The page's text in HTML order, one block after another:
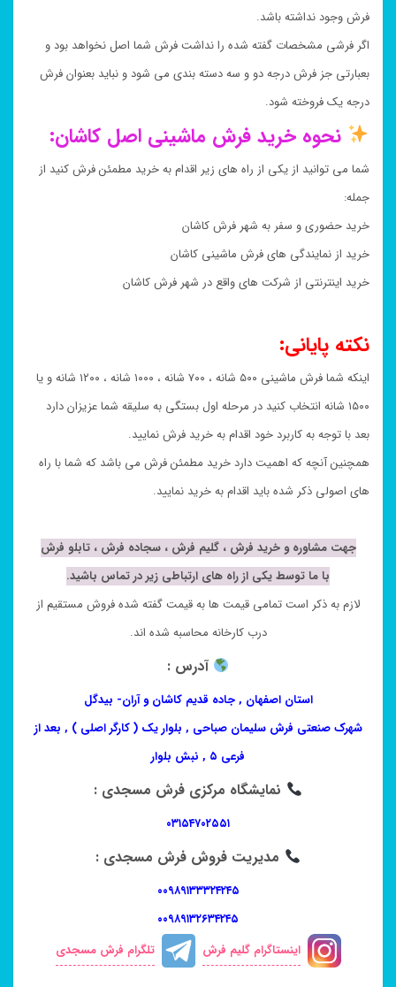
فرش وجود نداشته باشد.
اگر فرشی مشخصات گفته شده را نداشت فرش شما اصل نخواهد بود و
بعبارتی جز فرش درجه دو و سه دسته بندی می شود و نباید بعنوان فرش
درجه یک فروخته شود.
نحوه خرید فرش ماشینی اصل کاشان:
شما می توانید از یکی از راه های زیر اقدام به خرید مطمئن فرش کنید از
جمله:
خرید حضوری و سفر به شهر فرش کاشان
خرید از نمایندگی های فرش ماشینی کاشان
خرید اینترنتی از شرکت های واقع در شهر فرش کاشان
نکته پایانی:
اینکه شما فرش ماشینی ۵۰۰ شانه ، ۷۰۰ شانه ، ۱۰۰۰ شانه ، ۱۲۰۰ شانه و یا
۱۵۰۰ شانه انتخاب کنید در مرحله اول بستگی به سلیقه شما عزیزان دارد
بعد با توجه به کاربرد خود اقدام به خرید فرش نمایید.
همچنین آنچه که اهمیت دارد خرید مطمئن فرش می باشد که شما با راه
های اصولی ذکر شده باید اقدام به خرید نمایید.
جهت مشاوره و خرید فرش ، گلیم فرش ، سجاده فرش ، تابلو فرش
با ما توسط یکی از راه های ارتباطی زیر در تماس باشید.
لازم به ذکر است تمامی قیمت ها به قیمت گفته شده فروش مستقیم از
درب کارخانه محاسبه شده اند.
آدرس :
استان اصفهان , جاده قدیم کاشان و آران- بیدگل
شهرک صنعتی فرش سلیمان صباحی , بلوار یک ( کارگر اصلی ) , بعد از
فرعی ۵ , نبش بلوار
نمایشگاه مرکزی فرش مسجدی :
۰۳۱۵۴۷۰۲۵۵۱
مدیریت فروش فرش مسجدی :
۰۰۹۸۹۱۳۳۳۲۴۲۴۵
۰۰۹۸۹۱۳۲۶۳۴۲۴۵
اینستاگرام گلیم فرش
تلگرام فرش مسجدی